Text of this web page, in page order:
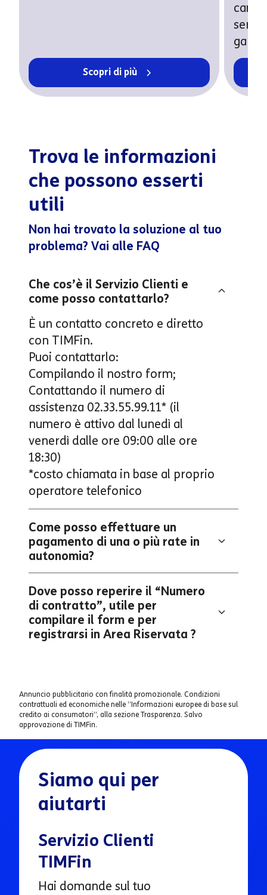
Scopri di più
Trova le informazioni
che possono esserti
utili
Non hai trovato la soluzione al tuo
problema? Vai alle FAQ
Che cos’è il Servizio Clienti e
come posso contattarlo?
È un contatto concreto e diretto
con TIMFin.
Puoi contattarlo:
Compilando il nostro form;
Contattando il numero di
assistenza 02.33.55.99.11* (il
numero è attivo dal lunedì al
venerdì dalle ore 09:00 alle ore
18:30)
*costo chiamata in base al proprio
operatore telefonico
Come posso effettuare un
pagamento di una o più rate in
autonomia?
Dove posso reperire il “Numero
di contratto”, utile per
compilare il form e per
registrarsi in Area Riservata ?
Annuncio pubblicitario con finalità promozionale. Condizioni
contrattuali ed economiche nelle “Informazioni europee di base sul
credito ai consumatori”, alla sezione Trasparenza. Salvo
approvazione di TIMFin.
Siamo qui per
aiutarti
Servizio Clienti
TIMFin
Hai domande sul tuo